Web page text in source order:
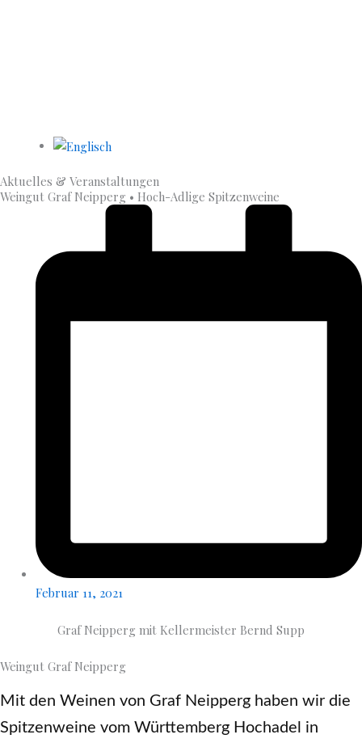
Aktuelles & Veran­staltungen
Weingut Graf Neipperg • Hoch-Adlige Spitzenweine
Februar 11, 2021
Graf Neipperg mit Kellermeister Bernd Supp
Weingut Graf Neipperg
Mit den Weinen von Graf Neipperg haben wir die
Spitzenweine vom Württemberg Hochadel in